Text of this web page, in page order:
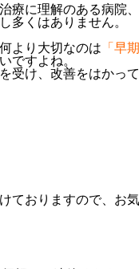
療に理解のある病院
多くはありません。
より大切なのは 「早
ですよね。
受け、改善をはかっ
ておりますので、お